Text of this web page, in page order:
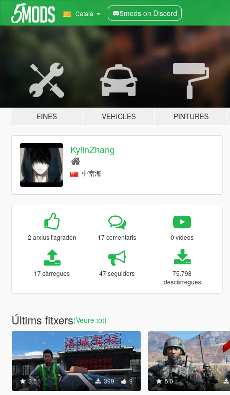
Català 5mods on Discord
EINES VEHICLES PINTURES
KylinZhang
中南海
2 arxius t'agraden 17 comentaris 0 vídeos
17 càrregues 47 seguidors
75.798
descàrregues
Últims fitxers(Veure tot)
3.5 399 9 5.0